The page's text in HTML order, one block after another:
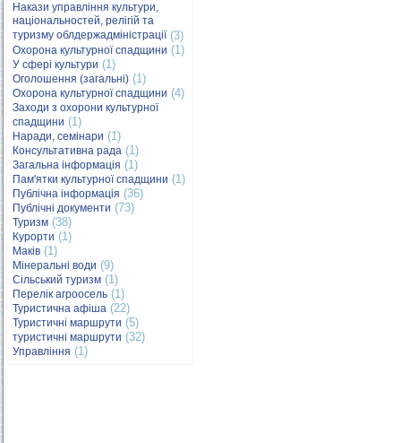
Накази управління культури,
національностей, релігій та
туризму облдержадміністрації(3)
Охорона культурної спадщини (1)
У сфері культури (1)
Оголошення (загальні) (1)
Охорона культурної спадщини (4)
Заходи з охорони культурної
спадщини (1)
Наради, семінари (1)
Консультативна рада (1)
Загальна інформація (1)
Пам'ятки культурної спадщини (1)
Публічна інформація (36)
Публічні документи (73)
Туризм (38)
Курорти (1)
Маків (1)
Мінеральні води (9)
Сільський туризм (1)
Перелік агроосель (1)
Туристична афіша (22)
Туристичні маршрути (5)
туристичні маршрути (32)
Управління (1)